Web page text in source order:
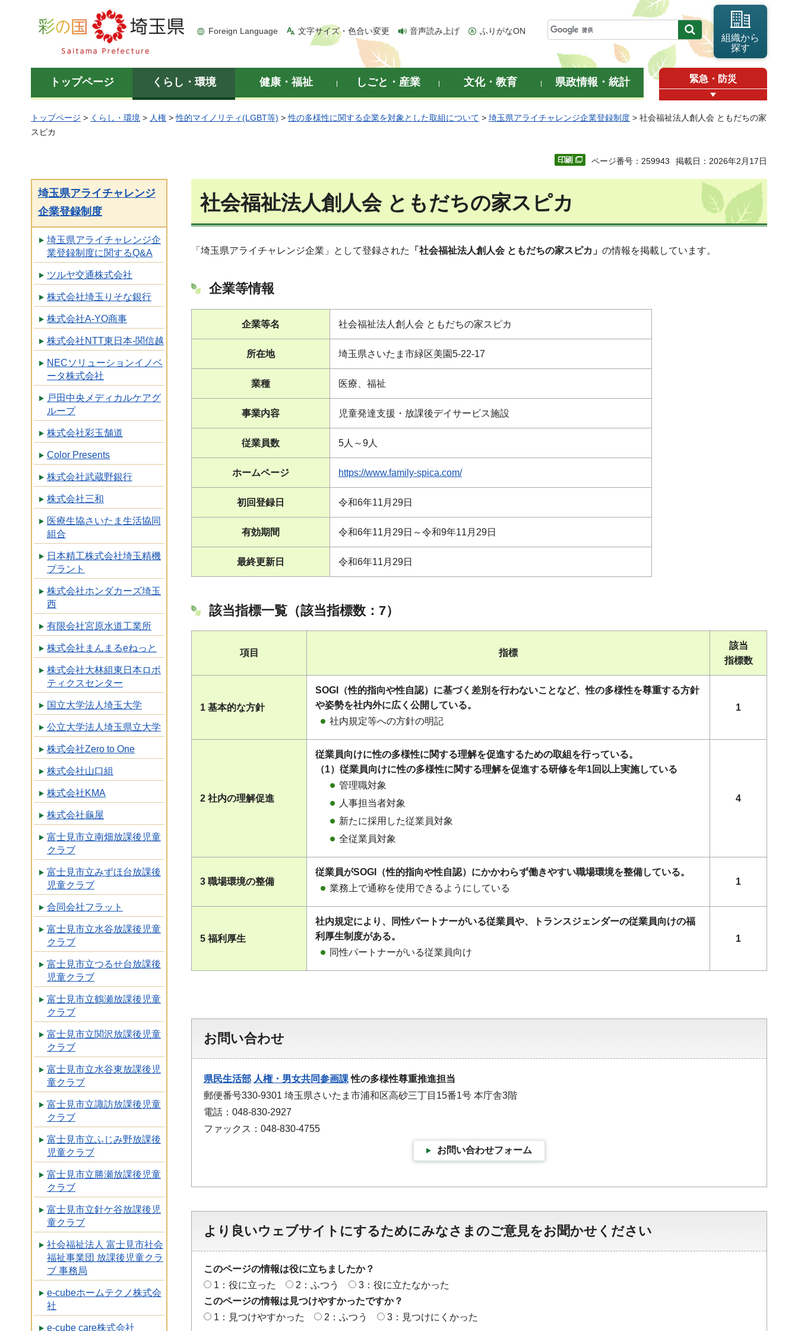
彩の国 埼玉県
Foreign Language 文字サイズ・色合い変更 音声読み上げ ふりがなON
組織から
探す
トップページ くらし・環境 健康・福祉 しごと・産業 文化・教育 県政情報・統計 緊急・防災
トップページ > くらし・環境 > 人権 >性的マイノリティ(LGBT等) >性の多様性に関する企業を対象とした取組について > 埼玉県アライチャレンジ企業登録制度 > 社会福祉法人創人会 ともだちの家
スピカ
ページ番号：259943 掲載日：2026年2月17日
埼玉県アライチャレンジ
企業登録制度
埼玉県アライチャレンジ企
業登録制度に関するQ&A
ツルヤ交通株式会社
株式会社埼玉りそな銀行
株式会社A-YO商事
株式会社NTT東日本-関信越
NECソリューションイノベ
ータ株式会社
戸田中央メディカルケアグ
ループ
株式会社彩玉舗道
Color Presents
株式会社武蔵野銀行
株式会社三和
医療生協さいたま生活協同
組合
日本精工株式会社埼玉精機
プラント
株式会社ホンダカーズ埼玉
西
有限会社宮原水道工業所
株式会社まんまるeねっと
株式会社大林組東日本ロボ
ティクスセンター
国立大学法人埼玉大学
公立大学法人埼玉県立大学
株式会社Zero to One
株式会社山口組
株式会社KMA
株式会社龜屋
富士見市立南畑放課後児童
クラブ
富士見市立みずほ台放課後
児童クラブ
合同会社フラット
富士見市立水谷放課後児童
クラブ
富士見市立つるせ台放課後
児童クラブ
富士見市立鶴瀬放課後児童
クラブ
富士見市立関沢放課後児童
クラブ
富士見市立水谷東放課後児
童クラブ
富士見市立諏訪放課後児童
クラブ
富士見市立ふじみ野放課後
児童クラブ
富士見市立勝瀬放課後児童
クラブ
富士見市立針ケ谷放課後児
童クラブ
社会福祉法人 富士見市社会
福祉事業団 放課後児童クラ
ブ 事務局
e-cubeホームテクノ株式会
社
e-cube care株式会社
社会福祉法人創人会 ともだちの家スピカ
「埼玉県アライチャレンジ企業」として登録された 「社会福祉法人創人会 ともだちの家スピカ」 の情報を掲載しています。
企業等情報
企業等名 社会福祉法人創人会 ともだちの家スピカ
所在地 埼玉県さいたま市緑区美園5-22-17
業種 医療、福祉
事業内容 児童発達支援・放課後デイサービス施設
従業員数 5人～9人
ホームページ https://www.family-spica.com/
初回登録日 令和6年11月29日
有効期間 令和6年11月29日～令和9年11月29日
最終更新日 令和6年11月29日
該当指標一覧（該当指標数：7）
項目 指標
該当
指標数
1 基本的な方針
SOGI（性的指向や性自認）に基づく差別を行わないことなど、性の多様性を尊重する方針
や姿勢を社内外に広く公開している。
社内規定等への方針の明記
1
2 社内の理解促進
従業員向けに性の多様性に関する理解を促進するための取組を行っている。
（1）従業員向けに性の多様性に関する理解を促進する研修を年1回以上実施している
管理職対象
人事担当者対象
新たに採用した従業員対象
全従業員対象
4
3 職場環境の整備
従業員がSOGI（性的指向や性自認）にかかわらず働きやすい職場環境を整備している。
業務上で通称を使用できるようにしている
1
5 福利厚生
社内規定により、同性パートナーがいる従業員や、トランスジェンダーの従業員向けの福
利厚生制度がある。
同性パートナーがいる従業員向け
1
お問い合わせ
県民生活部 人権・男女共同参画課性の多様性尊重推進担当
郵便番号330-9301 埼玉県さいたま市浦和区高砂三丁目15番1号 本庁舎3階
電話：048-830-2927
ファックス：048-830-4755
お問い合わせフォーム
より良いウェブサイトにするためにみなさまのご意見をお聞かせください
このページの情報は役に立ちましたか？
1：役に立った
2：ふつう
3：役に立たなかった
このページの情報は見つけやすかったですか？
1：見つけやすかった
2：ふつう 3：見つけにくかった